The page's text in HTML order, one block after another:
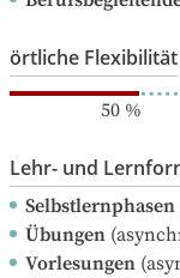
örtliche Flexibilität
50%
Lehr- und
Selbstlernphasen
Übungen
Vorlesungen